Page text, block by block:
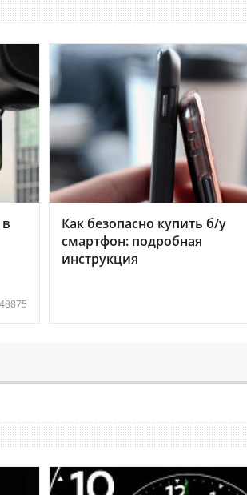
48875
Как безопасно купить б/у
смартфон: подробная
инструкция